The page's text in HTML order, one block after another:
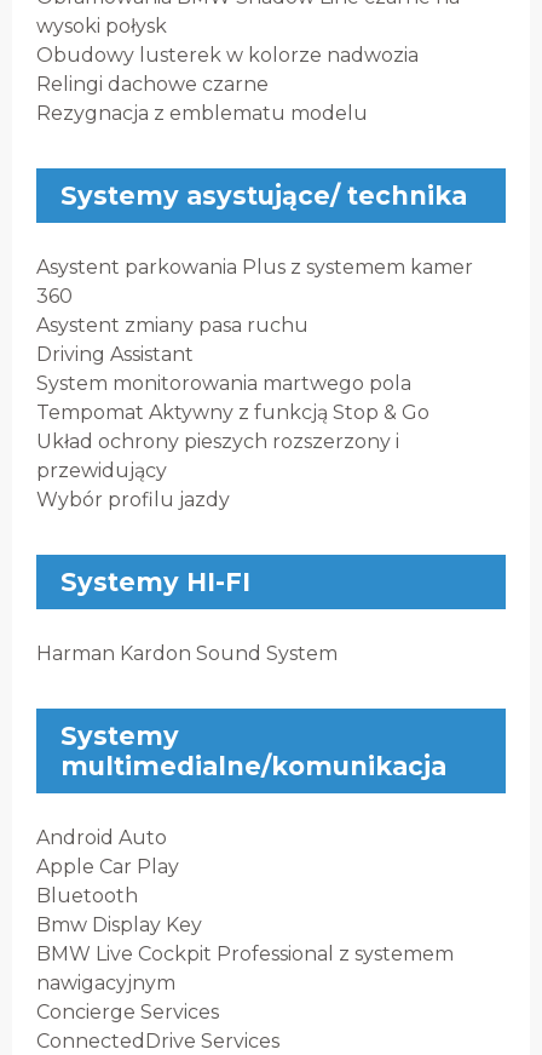
wysoki połysk
Obudowy lusterek w kolorze nadwozia
Relingi dachowe czarne
Rezygnacja z emblematu modelu
Systemy asystujące/ technika
Asystent parkowania Plus z systemem kamer
360
Asystent zmiany pasa ruchu
Driving Assistant
System monitorowania martwego pola
Tempomat Aktywny z funkcją Stop & Go
Układ ochrony pieszych rozszerzony i
przewidujący
Wybór profilu jazdy
Systemy HI-FI
Harman Kardon Sound System
Systemy
multimedialne/komunikacja
Android Auto
Apple Car Play
Bluetooth
Bmw Display Key
BMW Live Cockpit Professional z systemem
nawigacyjnym
Concierge Services
ConnectedDrive Services